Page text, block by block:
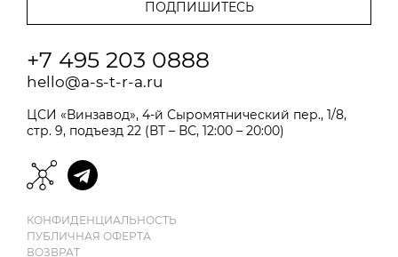
+7 495 203 0888
hello@a-s-t-r-a.ru
ЦСИ «Винзавод», 4-й Сыромятнический пер., 1/8,
стр. 9, подъезд 22 (ВТ – ВС, 12:00 – 20:00)
КОНФИДЕНЦИАЛЬНОСТЬ
ПУБЛИЧНАЯ ОФЕРТА
ВОЗВРАТ